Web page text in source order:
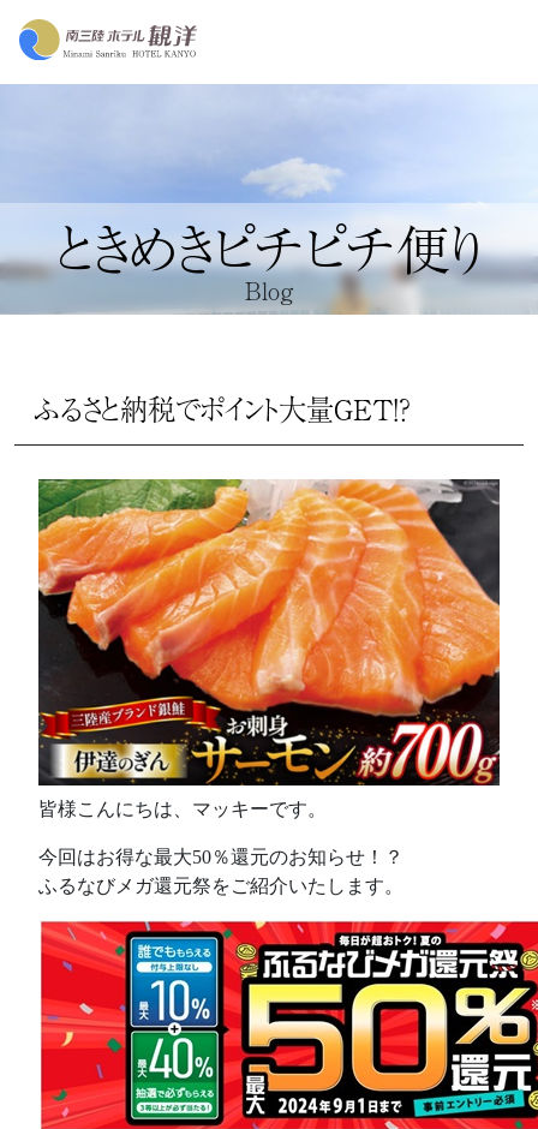
ときめきピチピチ便り
Blog
ふるさと納税でポイント大量GET！？
皆様こんにちは、マッキーです。
今回はお得な最大50％還元のお知らせ！？
ふるなびメガ還元祭をご紹介いたします。